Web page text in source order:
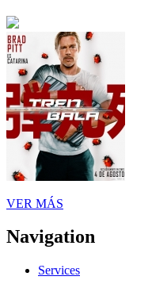
VER MÁS
Navigation
Services